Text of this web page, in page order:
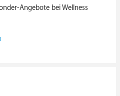
Angebote bei Wellness